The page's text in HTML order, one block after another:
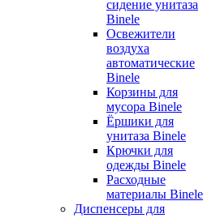
сидение унитаза
Binele
Освежители
воздуха
автоматические
Binele
Корзины для
мусора Binele
Ёршики для
унитаза Binele
Крючки для
одежды Binele
Расходные
материалы Binele
Диспенсеры для